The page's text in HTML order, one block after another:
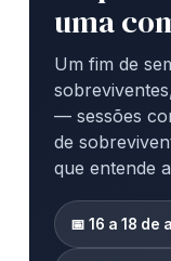
uma
Um fim de
— sessões
de
que entende
📅 16 a 18 de